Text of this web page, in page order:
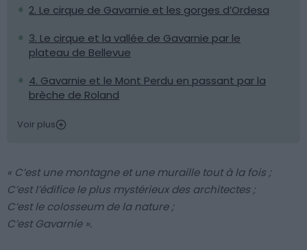
2. Le cirque de Gavarnie et les gorges d’Ordesa
3. Le cirque et la vallée de Gavarnie par le
plateau de Bellevue
4. Gavarnie et le Mont Perdu en passant par la
brèche de Roland
Voir plus
« C’est une montagne et une muraille tout à la fois ;
C’est l’édifice le plus mystérieux des architectes ;
C’est le colosseum de la nature ;
C’est Gavarnie ».